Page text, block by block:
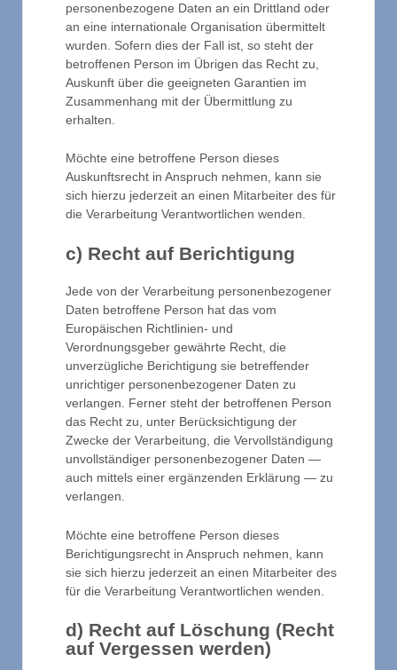
personenbezogene Daten an ein Drittland oder
an eine internationale Organisation übermittelt
wurden. Sofern dies der Fall ist, so steht der
betroffenen Person im Übrigen das Recht zu,
Auskunft über die geeigneten Garantien im
Zusammenhang mit der Übermittlung zu
erhalten.
Möchte eine betroffene Person dieses
Auskunftsrecht in Anspruch nehmen, kann sie
sich hierzu jederzeit an einen Mitarbeiter des für
die Verarbeitung Verantwortlichen wenden.
c) Recht auf Berichtigung
Jede von der Verarbeitung personenbezogener
Daten betroffene Person hat das vom
Europäischen Richtlinien- und
Verordnungsgeber gewährte Recht, die
unverzügliche Berichtigung sie betreffender
unrichtiger personenbezogener Daten zu
verlangen. Ferner steht der betroffenen Person
das Recht zu, unter Berücksichtigung der
Zwecke der Verarbeitung, die Vervollständigung
unvollständiger personenbezogener Daten —
auch mittels einer ergänzenden Erklärung — zu
verlangen.
Möchte eine betroffene Person dieses
Berichtigungsrecht in Anspruch nehmen, kann
sie sich hierzu jederzeit an einen Mitarbeiter des
für die Verarbeitung Verantwortlichen wenden.
d) Recht auf Löschung (Recht
auf Vergessen werden)